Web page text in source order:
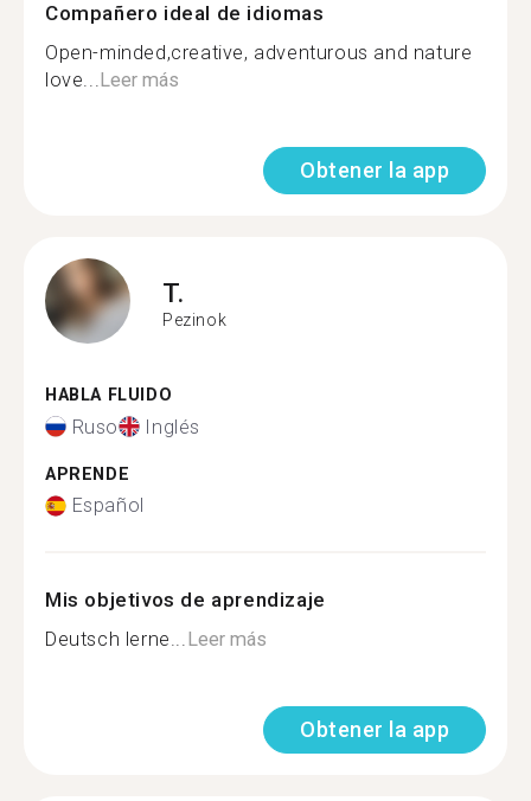
Compañero ideal de idiomas
Open-minded,creative, adventurous and nature
love...Leer más
Obtener la app
T.
Pezinok
HABLA FLUIDO
Ruso Inglés
APRENDE
Español
Mis objetivos de aprendizaje
Deutsch lerne...Leer más
Obtener la app